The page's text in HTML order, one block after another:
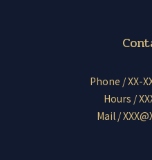
Phone / XX-
Hours /
Mail /